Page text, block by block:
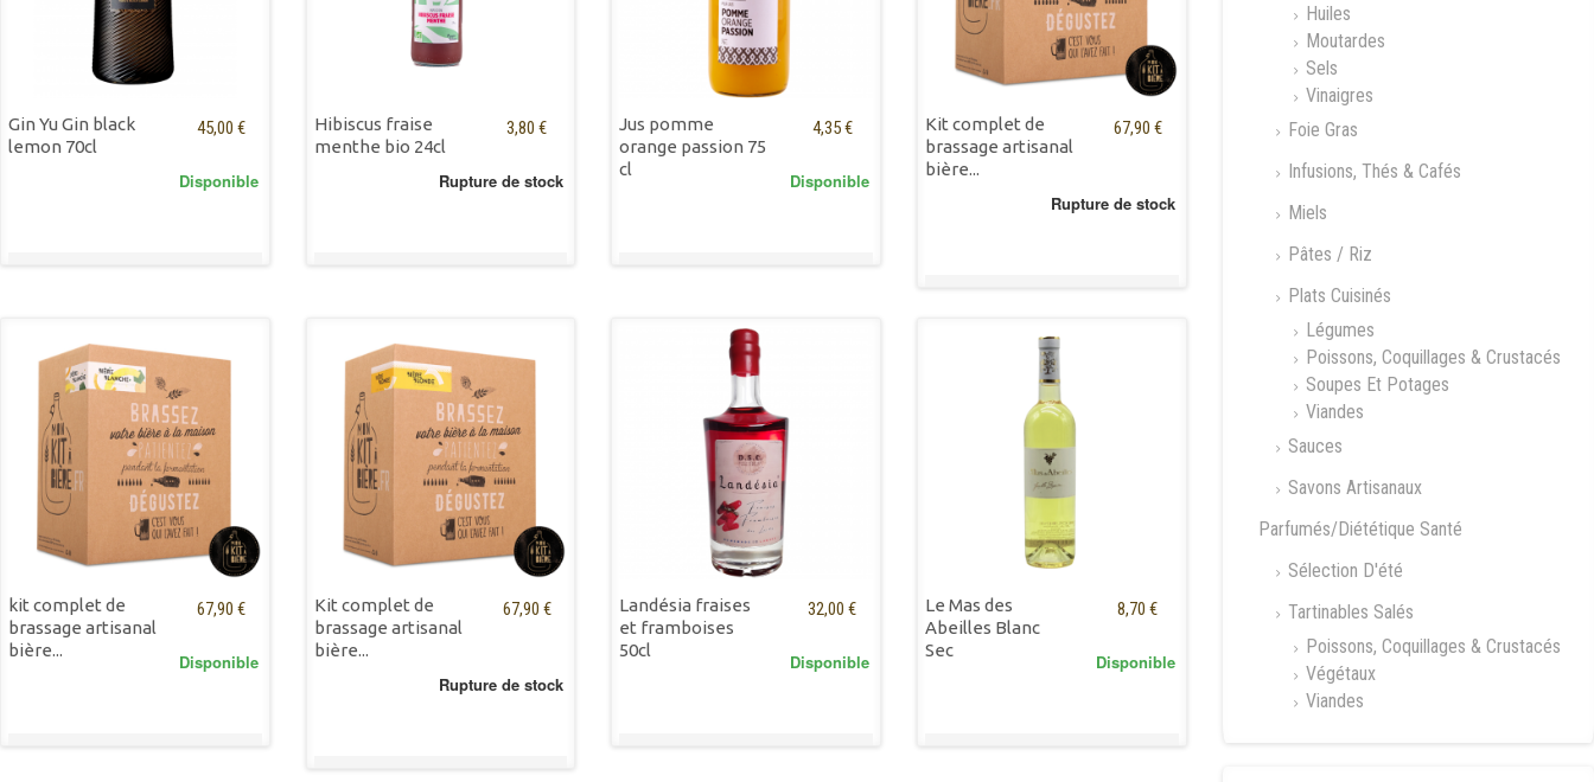
Gin Yu Gin black
lemon 70cl
45,00 €
Disponible
Hibiscus fraise
menthe bio 24cl
3,80 €
Rupture de stock
Jus pomme
orange passion 75
cl
4,35 €
Disponible
Kit complet de
brassage artisanal
bière...
67,90 €
Rupture de stock
kit complet de
brassage artisanal
bière...
67,90 €
Disponible
Kit complet de
brassage artisanal
bière...
67,90 €
Rupture de stock
Landésia fraises
et framboises
50cl
32,00 €
Disponible
Le Mas des
Abeilles Blanc
Sec
8,70 €
Disponible
Huiles
Moutardes
Sels
Vinaigres
Foie Gras
Infusions, Thés & Cafés
Miels
Pâtes / Riz
Plats Cuisinés
Légumes
Poissons, Coquillages & Crustacés
Soupes Et Potages
Viandes
Sauces
Savons Artisanaux
Parfumés/Diététique Santé
Sélection D'été
Tartinables Salés
Poissons, Coquillages & Crustacés
Végétaux
Viandes